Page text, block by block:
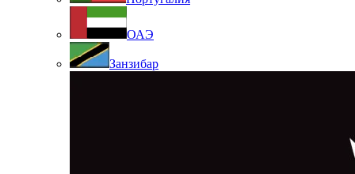
ОАЭ
Занзибар